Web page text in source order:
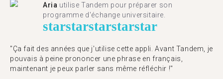
Aria utilise Tandem pour préparer son
programme d'échange universitaire.
starstarstarstarstar
"Ça fait des années que j'utilise cette appli. Avant Tandem, je
pouvais à peine prononcer une phrase en français,
maintenant je peux parler sans même réfléchir !"